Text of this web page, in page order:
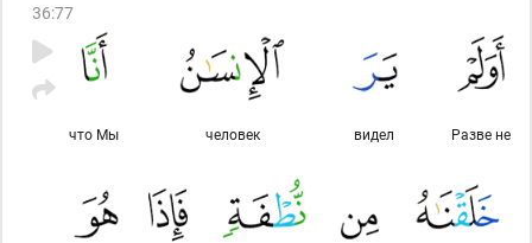
36:77
Разве не
видел
человек
что Мы